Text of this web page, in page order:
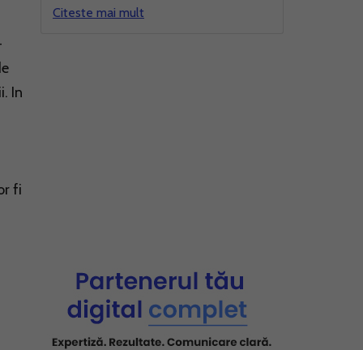
In
fi
Citeste mai mult